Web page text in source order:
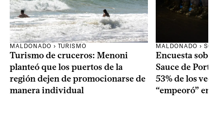
MALDONADO › TURISMO
Turismo de cruceros: Menoni
planteó que los puertos de la
región dejen de promocionarse de
manera individual
MALDONADO ›
Encuesta
Sauce de
53% de los
“empeoró” en